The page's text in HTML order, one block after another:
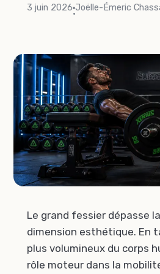
3 juin 2026
·
Joëlle-Émeric
Le grand fessier dépasse
dimension esthétique. En
plus volumineux du corps
rôle moteur dans la